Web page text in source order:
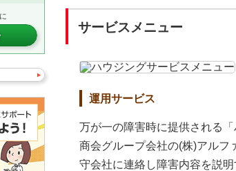
サービスメニュー
運用サービス
万が一の障害時に提供される
商会グループ会社の(株)アルフ
守会社に連絡し障害内容を説明